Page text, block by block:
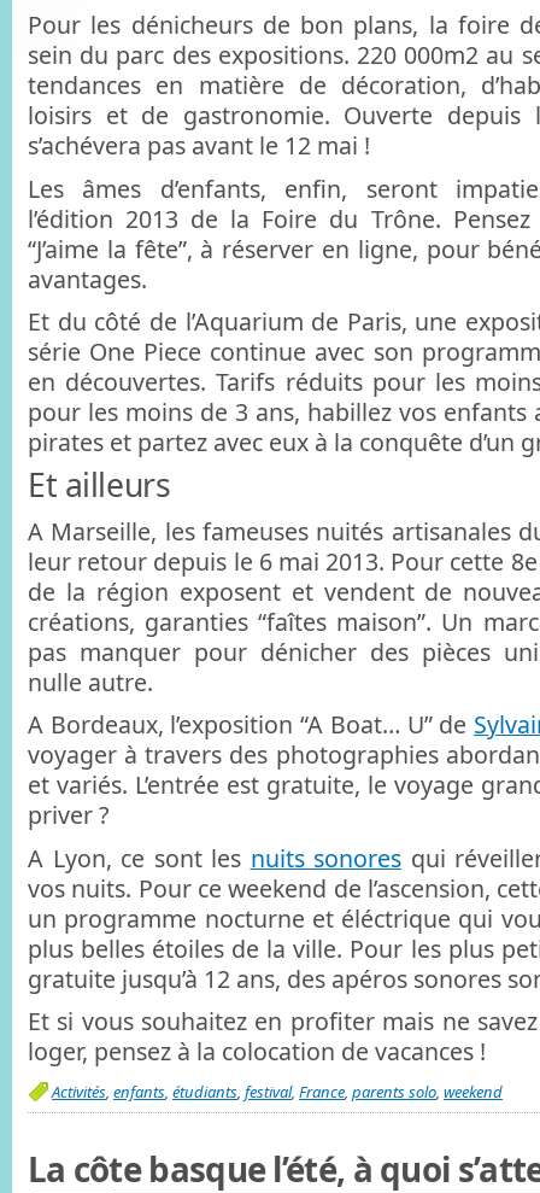
Pour les dénicheurs de bon plans, la foire
sein du parc des expositions. 220 000m2 au
tendances en matière de décoration,
loisirs et de gastronomie. Ouverte
s’achévera pas avant le 12 mai !
Les âmes d’enfants, enfin, seront
l’édition 2013 de la Foire du Trône.
“J’aime la fête”, à réserver en ligne, pour
avantages.
Et du côté de l’Aquarium de Paris, une
série One Piece continue avec son
en découvertes. Tarifs réduits pour les
pour les moins de 3 ans, habillez vos enfants
pirates et partez avec eux à la conquête d’un
Et ailleurs
A Marseille, les fameuses nuités artisanales
leur retour depuis le 6 mai 2013. Pour cette
de la région exposent et vendent de
créations, garanties “faîtes maison”. Un
pas manquer pour dénicher des pièces
nulle autre.
A Bordeaux, l’exposition “A Boat… U” de
voyager à travers des photographies
et variés. L’entrée est gratuite, le voyage
priver ?
A Lyon, ce sont les nuits sonores qui
vos nuits. Pour ce weekend de l’ascension,
un programme nocturne et éléctrique qui
plus belles étoiles de la ville. Pour les plus
gratuite jusqu’à 12 ans, des apéros sonores
Et si vous souhaitez en profiter mais ne
loger, pensez à la colocation de vacances !
Activités, enfants, étudiants, festival, France, parents solo, weekend
La côte basque l’été, à quoi